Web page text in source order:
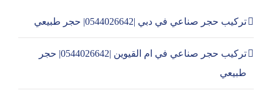
تركيب حجر صناعي في دبي |0544026642| حجر طبيعي
تركيب حجر صناعي في ام القيوين |0544026642| حجر
طبيعي